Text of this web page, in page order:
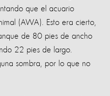
que el acuario
(AWA). Esto era cierto,
de 80 pies de ancho
22 pies de largo.
sombra, por lo que no